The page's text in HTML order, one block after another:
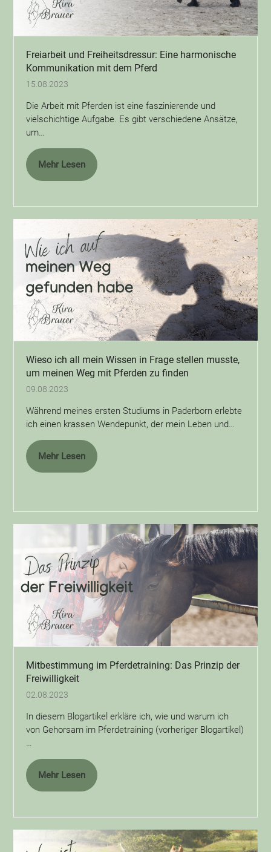
Freiarbeit und Freiheitsdressur: Eine harmonische
Kommunikation mit dem Pferd
15.08.2023
Die Arbeit mit Pferden ist eine faszinierende und
vielschichtige Aufgabe. Es gibt verschiedene Ansätze,
um…
Mehr Lesen
Wieso ich all mein Wissen in Frage stellen musste,
um meinen Weg mit Pferden zu finden
09.08.2023
Während meines ersten Studiums in Paderborn erlebte
ich einen krassen Wendepunkt, der mein Leben und…
Mehr Lesen
Mitbestimmung im Pferdetraining: Das Prinzip der
Freiwilligkeit
02.08.2023
In diesem Blogartikel erkläre ich, wie und warum ich
von Gehorsam im Pferdetraining (vorheriger Blogartikel)
…
Mehr Lesen